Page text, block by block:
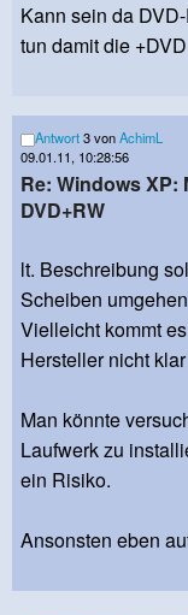
Kann sein da
tun damit die
Antwort3 vonAchimL
09.01.11, 10:28:56
Re: Windows XP:
DVD+RW
lt. Beschreibung
Scheiben
Vielleicht kommt
Hersteller nicht
Man könnte
Laufwerk zu
ein Risiko.
Ansonsten eben